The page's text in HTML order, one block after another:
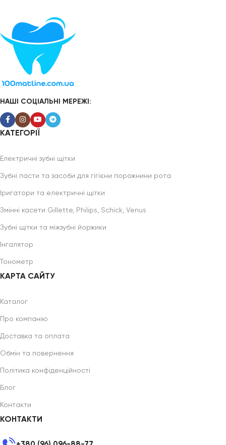
НАШІ СОЦІАЛЬНІ МЕРЕЖІ:
КАТЕГОРІЇ
Електричні зубні щітки
Зубні пасти та засоби для гігієни порожнини рота
Іригатори та електричні щітки
Змінні касети Gillette, Philips, Schick, Venus
Зубні щітки та міжзубні йоржики
Інгалятор
Тонометр
КАРТА САЙТУ
Каталог
Про компанію
Доставка та оплата
Обмін та повернення
Політика конфіденційності
Блог
Контакти
КОНТАКТИ